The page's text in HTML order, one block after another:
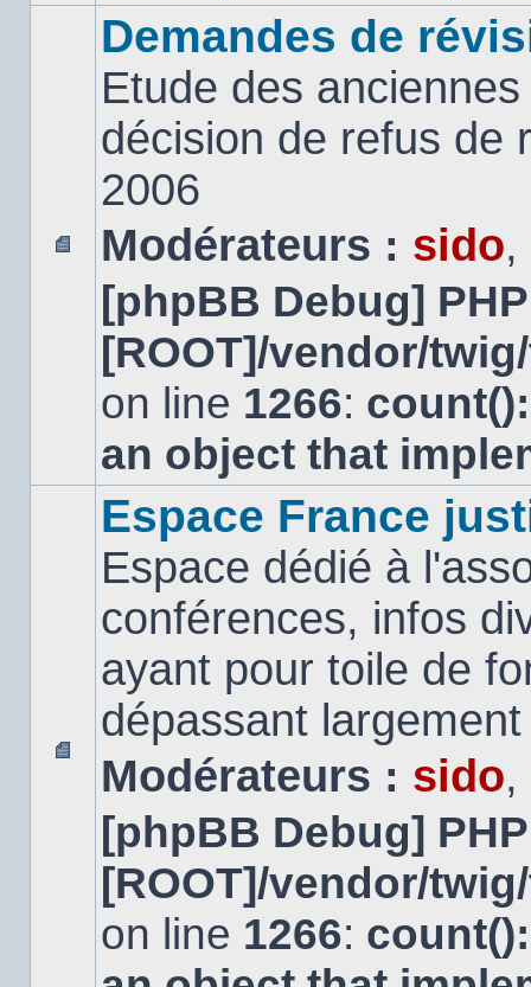
message
lu
Demandes de
Etude des
décision de refus de
2006
Modérateurs : sido,
[phpBB Debug]
[ROOT]/vendor/
on line 1266:
an object that
Aucun
message
non
Espace France
Espace dédié à
conférences, infos
ayant pour toile de
dépassant
Modérateurs : sido,
[phpBB Debug]
[ROOT]/vendor/
on line 1266: